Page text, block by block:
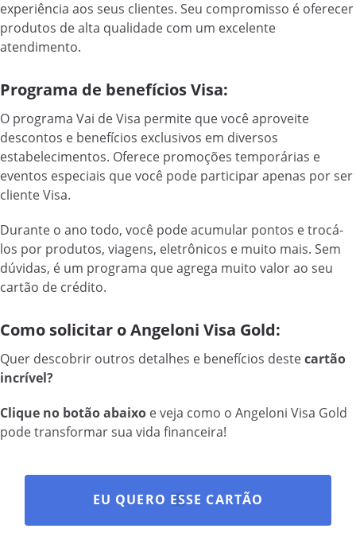
experiência aos seus clientes. Seu compromisso é oferecer
produtos de alta qualidade com um excelente
atendimento.
Programa de benefícios Visa:
O programa Vai de Visa permite que você aproveite
descontos e benefícios exclusivos em diversos
estabelecimentos. Oferece promoções temporárias e
eventos especiais que você pode participar apenas por ser
cliente Visa.
Durante o ano todo, você pode acumular pontos e trocá-
los por produtos, viagens, eletrônicos e muito mais. Sem
dúvidas, é um programa que agrega muito valor ao seu
cartão de crédito.
Como solicitar o Angeloni Visa Gold:
Quer descobrir outros detalhes e benefícios destecartão
incrível?
Clique no botão abaixo e veja como o Angeloni Visa Gold
pode transformar sua vida financeira!
EU QUERO ESSE CARTÃO